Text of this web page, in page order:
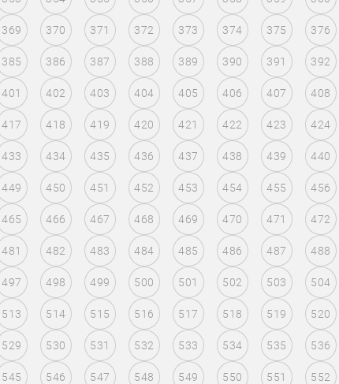
369 370 371 372 373 374 375 376
385 386 387 388 389 390 391 392
401 402 403 404 405 406 407 408
417 418 419 420 421 422 423 424
433 434 435 436 437 438 439 440
449 450 451 452 453 454 455 456
465 466 467 468 469 470 471 472
481 482 483 484 485 486 487 488
497 498 499 500 501 502 503 504
513 514 515 516 517 518 519 520
529 530 531 532 533 534 535 536
545 546 547 548 549 550 551 552